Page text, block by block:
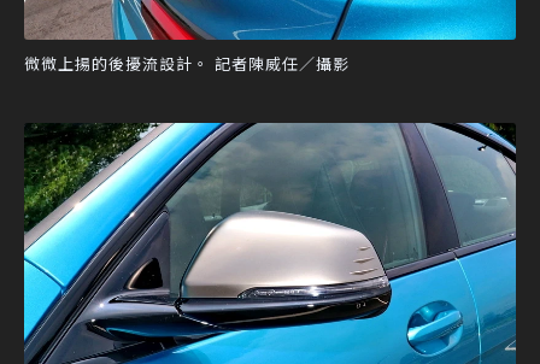
微微上揚的後擾流設計。 記者陳威任／攝影